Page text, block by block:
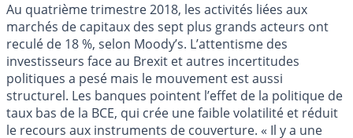
Au quatrième trimestre 2018, les activités liées aux
marchés de capitaux des sept plus grands acteurs ont
reculé de 18 %, selon Moody’s. L’attentisme des
investisseurs face au Brexit et autres incertitudes
politiques a pesé mais le mouvement est aussi
structurel. Les banques pointent l’effet de la politique de
taux bas de la BCE, qui crée une faible volatilité et réduit
le recours aux instruments de couverture. « Il y a une